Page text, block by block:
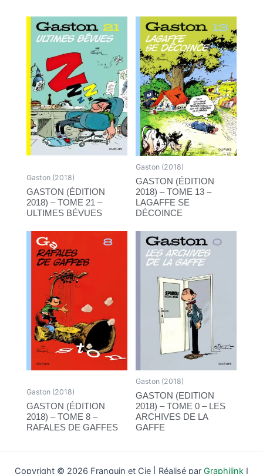
Gaston (2018)
GASTON (ÉDITION
2018) – TOME 21 –
ULTIMES BÉVUES
Gaston (2018)
GASTON (ÉDITION
2018) – TOME 13 –
LAGAFFE SE
DÉCOINCE
Gaston (2018)
GASTON (ÉDITION
2018) – TOME 8 –
RAFALES DE GAFFES
Gaston (2018)
GASTON (EDITION
2018) – TOME 0 – LES
ARCHIVES DE LA
GAFFE
Copyright © 2026 Franquin et Cie | Réalisé par Graphilink I